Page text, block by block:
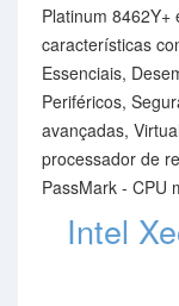
Platinum 8462Y+
características
Essenciais,
Periféricos,
avançadas,
processador de
PassMark - CPU
Intel